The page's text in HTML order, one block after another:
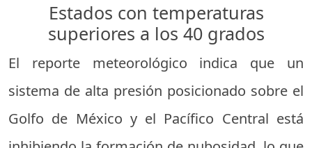
Estados con temperaturas
superiores a los 40 grados
El reporte meteorológico indica que un
sistema de alta presión posicionado sobre el
Golfo de México y el Pacífico Central está